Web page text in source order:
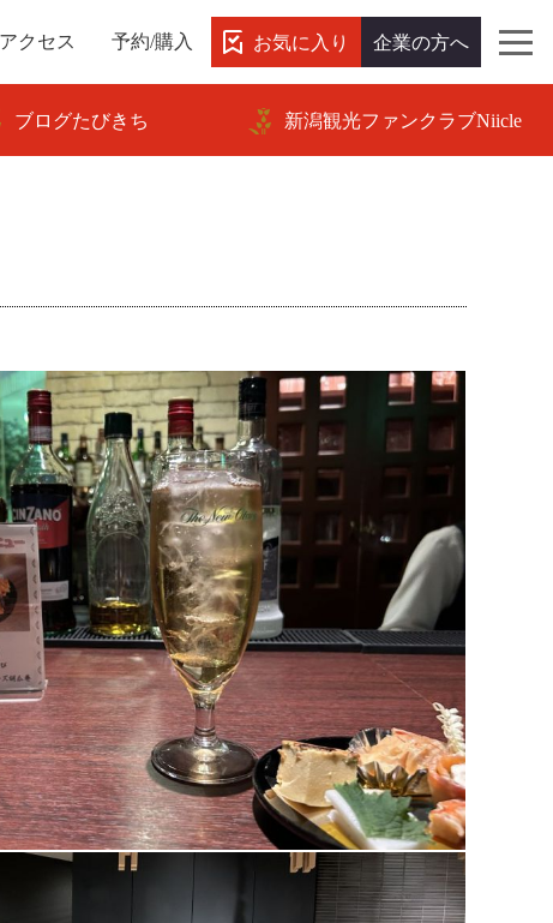
アクセス 予約/購入 お気に入り 企業の方へ
ブログたびきち 新潟観光ファンクラブNiicle